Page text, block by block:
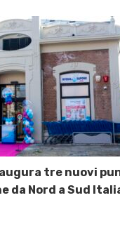
tre nuovi
da Nord a Sud